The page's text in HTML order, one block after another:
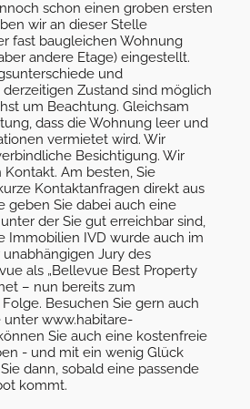
schon einen groben ersten
wir an dieser Stelle
fast baugleichen Wohnung
andere Etage) eingestellt.
und
Zustand sind möglich
um Beachtung. Gleichsam
dass die Wohnung leer und
vermietet wird. Wir
Besichtigung. Wir
Am besten, Sie
Kontaktanfragen direkt aus
geben Sie dabei auch eine
der Sie gut erreichbar sind,
Immobilien IVD wurde auch im
Jury des
als „Bellevue Best Property
– nun bereits zum
Besuchen Sie gern auch
www.habitare-
Sie auch eine kostenfreie
- und mit ein wenig Glück
dann, sobald eine passende
kommt.